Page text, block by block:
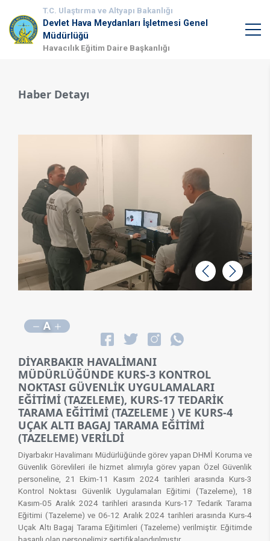
T.C. Ulaştırma ve Altyapı Bakanlığı
Devlet Hava Meydanları İşletmesi Genel
Müdürlüğü
Havacılık Eğitim Daire Başkanlığı
Haber Detayı
Geri İleri
A
DİYARBAKIR HAVALİMANI
MÜDÜRLÜĞÜNDE KURS-3 KONTROL
NOKTASI GÜVENLİK UYGULAMALARI
EĞİTİMİ (TAZELEME), KURS-17 TEDARİK
TARAMA EĞİTİMİ (TAZELEME ) VE KURS-4
UÇAK ALTI BAGAJ TARAMA EĞİTİMİ
(TAZELEME) VERİLDİ
Diyarbakır Havalimanı Müdürlüğünde görev yapan DHMİ Koruma ve
Güvenlik Görevlileri ile hizmet alımıyla görev yapan Özel Güvenlik
personeline, 21 Ekim-11 Kasım 2024 tarihleri arasında Kurs-3
Kontrol Noktası Güvenlik Uygulamaları Eğitimi (Tazeleme), 18
Kasım-05 Aralık 2024 tarihleri arasında Kurs-17 Tedarik Tarama
Eğitimi (Tazeleme) ve 06-12 Aralık 2024 tarihleri arasında Kurs-4
Uçak Altı Bagaj Tarama Eğitimleri (Tazeleme) verilmiştir. Eğitimde